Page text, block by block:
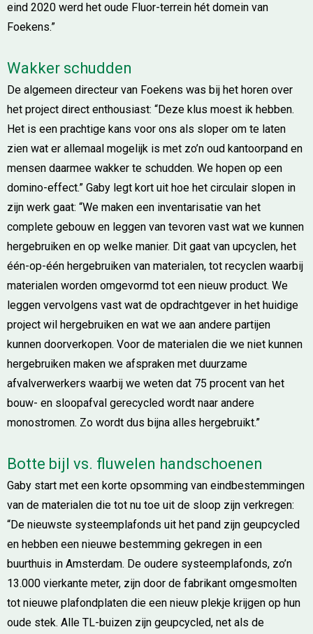
eind 2020 werd het oude Fluor-terrein hét domein van
Foekens.”
Wakker schudden
De algemeen directeur van Foekens was bij het horen over
het project direct enthousiast: “Deze klus moest ik hebben.
Het is een prachtige kans voor ons als sloper om te laten
zien wat er allemaal mogelijk is met zo’n oud kantoorpand en
mensen daarmee wakker te schudden. We hopen op een
domino-effect.” Gaby legt kort uit hoe het circulair slopen in
zijn werk gaat: “We maken een inventarisatie van het
complete gebouw en leggen van tevoren vast wat we kunnen
hergebruiken en op welke manier. Dit gaat van upcyclen, het
één-op-één hergebruiken van materialen, tot recyclen waarbij
materialen worden omgevormd tot een nieuw product. We
leggen vervolgens vast wat de opdrachtgever in het huidige
project wil hergebruiken en wat we aan andere partijen
kunnen doorverkopen. Voor de materialen die we niet kunnen
hergebruiken maken we afspraken met duurzame
afvalverwerkers waarbij we weten dat 75 procent van het
bouw- en sloopafval gerecycled wordt naar andere
monostromen. Zo wordt dus bijna alles hergebruikt.”
Botte bijl vs. fluwelen handschoenen
Gaby start met een korte opsomming van eindbestemmingen
van de materialen die tot nu toe uit de sloop zijn verkregen:
“De nieuwste systeemplafonds uit het pand zijn geupcycled
en hebben een nieuwe bestemming gekregen in een
buurthuis in Amsterdam. De oudere systeemplafonds, zo’n
13.000 vierkante meter, zijn door de fabrikant omgesmolten
tot nieuwe plafondplaten die een nieuw plekje krijgen op hun
oude stek. Alle TL-buizen zijn geupcycled, net als de